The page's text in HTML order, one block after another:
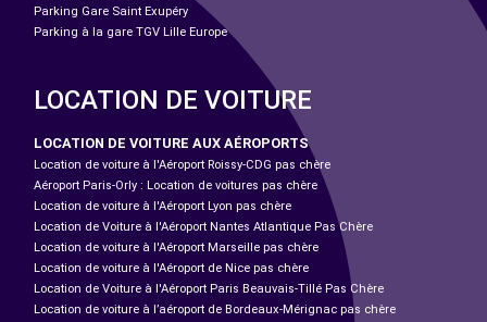
Parking Gare Saint Exupéry
Parking à la gare TGV Lille Europe
LOCATION DE VOITURE
LOCATION DE VOITURE AUX AÉROPORTS
Location de voiture à l'Aéroport Roissy-CDG pas chère
Aéroport Paris-Orly : Location de voitures pas chère
Location de voiture à l'Aéroport Lyon pas chère
Location de Voiture à l'Aéroport Nantes Atlantique Pas Chère
Location de voiture à l'Aéroport Marseille pas chère
Location de voiture à l'Aéroport de Nice pas chère
Location de Voiture à l'Aéroport Paris Beauvais-Tillé Pas Chère
Location de voiture à l’aéroport de Bordeaux-Mérignac pas chère